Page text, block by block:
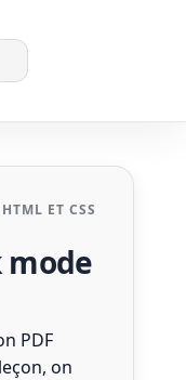
ET CSS
mode
PDF
on